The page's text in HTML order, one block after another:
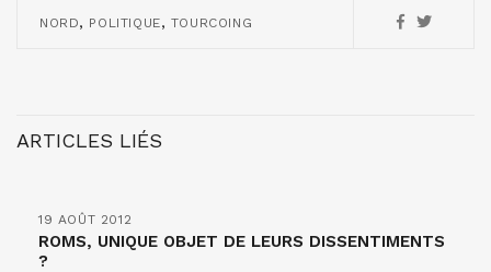
NORD, POLITIQUE, TOURCOING
ARTICLES LIÉS
19 AOÛT 2012
ROMS, UNIQUE OBJET DE LEURS DISSENTIMENTS
?